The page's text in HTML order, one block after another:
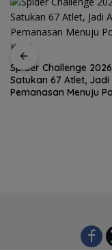
MaxOne Fun Bike 2026
Sukses Sedot Ratusan
Pesepeda